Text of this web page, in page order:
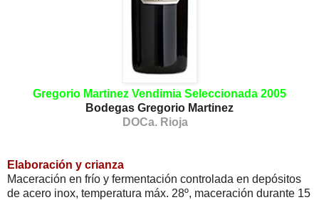
Gregorio Martinez Vendimia Seleccionada 2005
Bodegas Gregorio Martinez
DOCa. Rioja
Elaboración y crianza
Maceración en frío y fermentación controlada en depósitos
de acero inox, temperatura máx. 28º, maceración durante 15